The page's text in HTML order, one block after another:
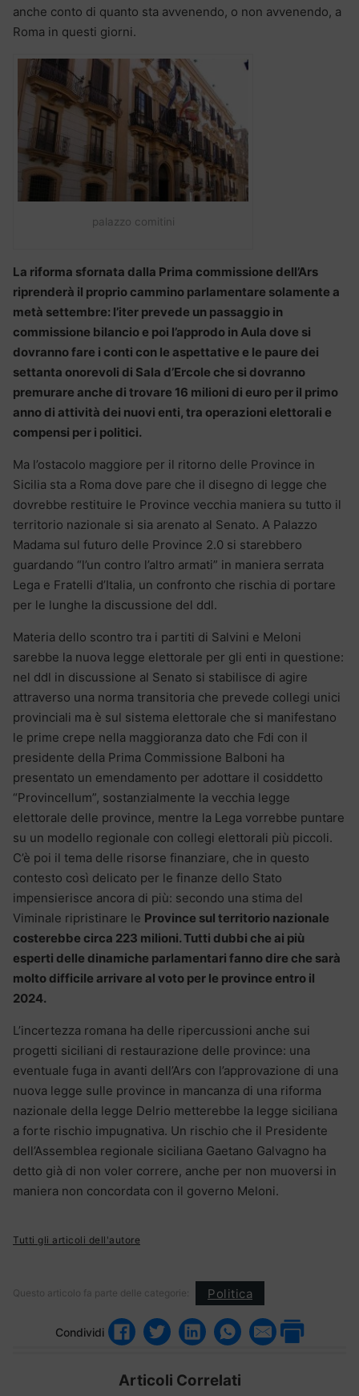
anche conto di quanto sta avvenendo, o non avvenendo, a
Roma in questi giorni.
palazzo comitini
La riforma sfornata dalla Prima commissione dell’Ars
riprenderà il proprio cammino parlamentare solamente a
metà settembre: l’iter prevede un passaggio in
commissione bilancio e poi l’approdo in Aula dove si
dovranno fare i conti con le aspettative e le paure dei
settanta onorevoli di Sala d’Ercole che si dovranno
premurare anche di trovare 16 milioni di euro per il primo
anno di attività dei nuovi enti, tra operazioni elettorali e
compensi per i politici.
Ma l’ostacolo maggiore per il ritorno delle Province in
Sicilia sta a Roma dove pare che il disegno di legge che
dovrebbe restituire le Province vecchia maniera su tutto il
territorio nazionale si sia arenato al Senato. A Palazzo
Madama sul futuro delle Province 2.0 si starebbero
guardando “l’un contro l’altro armati” in maniera serrata
Lega e Fratelli d’Italia, un confronto che rischia di portare
per le lunghe la discussione del ddl.
Materia dello scontro tra i partiti di Salvini e Meloni
sarebbe la nuova legge elettorale per gli enti in questione:
nel ddl in discussione al Senato si stabilisce di agire
attraverso una norma transitoria che prevede collegi unici
provinciali ma è sul sistema elettorale che si manifestano
le prime crepe nella maggioranza dato che Fdi con il
presidente della Prima Commissione Balboni ha
presentato un emendamento per adottare il cosiddetto
“Provincellum”, sostanzialmente la vecchia legge
elettorale delle province, mentre la Lega vorrebbe puntare
su un modello regionale con collegi elettorali più piccoli.
C’è poi il tema delle risorse finanziare, che in questo
contesto così delicato per le finanze dello Stato
impensierisce ancora di più: secondo una stima del
Viminale ripristinare le Province sul territorio nazionale
costerebbe circa 223 milioni. Tutti dubbi che ai più
esperti delle dinamiche parlamentari fanno dire che sarà
molto difficile arrivare al voto per le province entro il
2024.
L’incertezza romana ha delle ripercussioni anche sui
progetti siciliani di restaurazione delle province: una
eventuale fuga in avanti dell’Ars con l’approvazione di una
nuova legge sulle province in mancanza di una riforma
nazionale della legge Delrio metterebbe la legge siciliana
a forte rischio impugnativa. Un rischio che il Presidente
dell’Assemblea regionale siciliana Gaetano Galvagno ha
detto già di non voler correre, anche per non muoversi in
maniera non concordata con il governo Meloni.
Tutti gli articoli dell'autore
Questo articolo fa parte delle categorie: Politica
Condividi
Articoli Correlati